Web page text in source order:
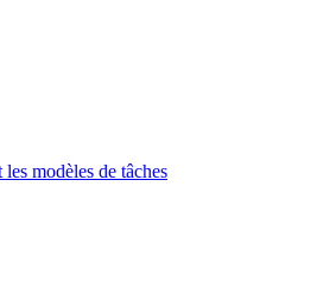
modèles de tâches